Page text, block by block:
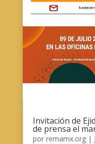
Invitación de
de prensa el
por remamx.org|